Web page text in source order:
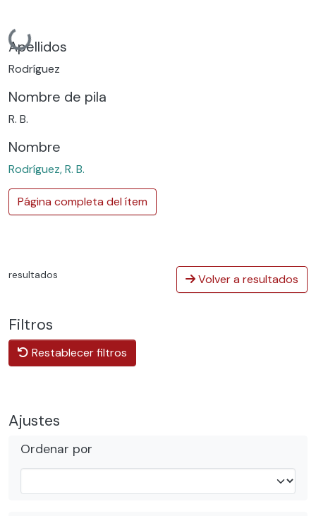
Cargando...
Apellidos
Rodríguez
Nombre de pila
R. B.
Nombre
Rodríguez, R. B.
Página completa del ítem
resultados Volver a resultados
Filtros
Restablecer filtros
Ajustes
Ordenar por